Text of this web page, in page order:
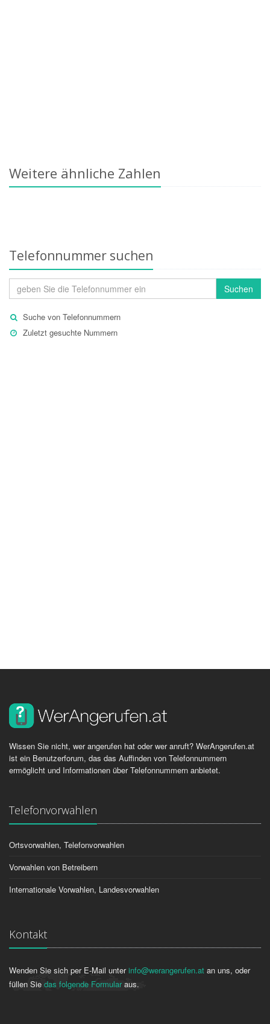
Weitere ähnliche Zahlen
Telefonnummer suchen
Suchen
Suche von Telefonnummern
Zuletzt gesuchte Nummern
Wissen Sie nicht, wer angerufen hat oder wer anruft? WerAngerufen.at
ist ein Benutzerforum, das das Auffinden von Telefonnummern
ermöglicht und Informationen über Telefonnummern anbietet.
Telefonvorwahlen
Ortsvorwahlen, Telefonvorwahlen
Vorwahlen von Betreibern
Internationale Vorwahlen, Landesvorwahlen
Kontakt
Wenden Sie sich per E-Mail unterinfo@werangerufen.at an uns, oder
füllen Sie das folgende Formularaus.